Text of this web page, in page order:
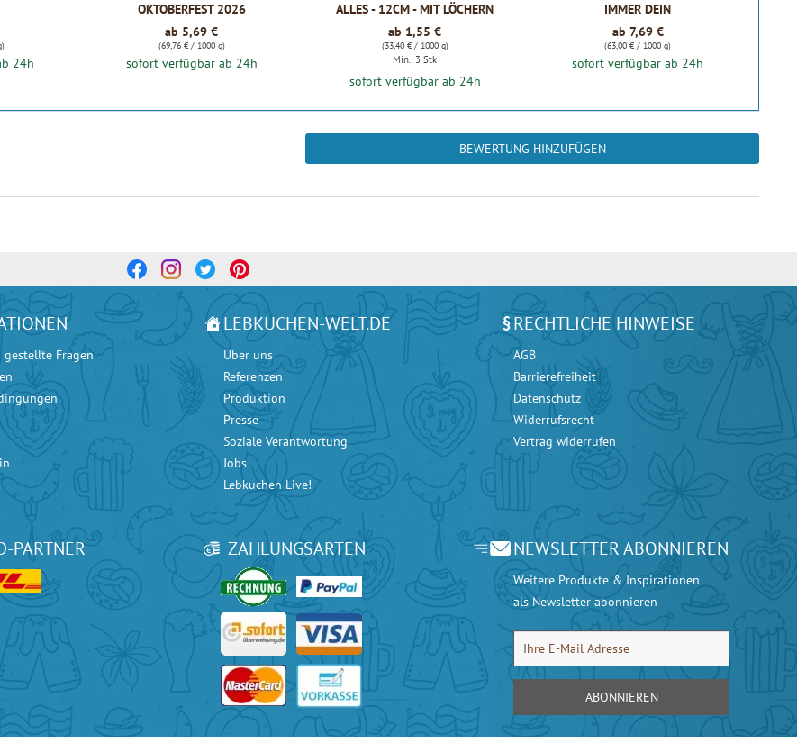
24h
OKTOBERFEST 2026
ab 5,69 €
(69,76 € / 1000 g)
sofort verfügbar ab 24h
ALLES - 12CM - MIT LÖCHERN
ab 1,55 €
(33,40 € / 1000 g)
Min.: 3 Stk
sofort verfügbar ab 24h
IMMER DEIN
ab 7,69 €
(63,00 € / 1000 g)
sofort verfügbar ab 24h
BEWERTUNG HINZUFÜGEN
gestellte Fragen
LEBKUCHEN-WELT.DE
Über uns
Referenzen
Produktion
Presse
Soziale Verantwortung
Jobs
Lebkuchen Live!
RECHTLICHE HINWEISE
AGB
Barrierefreiheit
Datenschutz
Widerrufsrecht
Vertrag widerrufen
beiGoogle mit 4.90 / 5 Sternen und beieKomimit 4.80 / 5 Sternen.
PARTNER ZAHLUNGSARTEN NEWSLETTER ABONNIEREN
Weitere Produkte & Inspirationen
als Newsletter abonnieren
ABONNIEREN